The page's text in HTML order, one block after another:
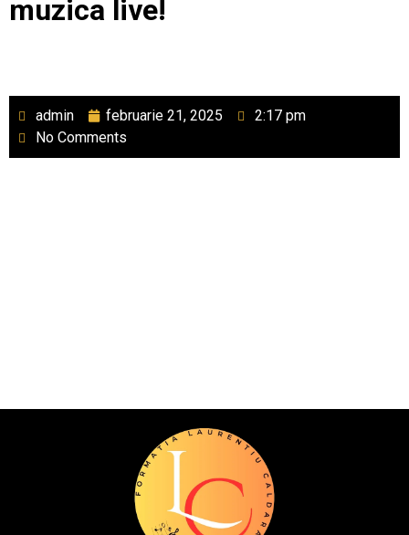
muzica live!
admin februarie 21, 2025
2:17 pm
No Comments